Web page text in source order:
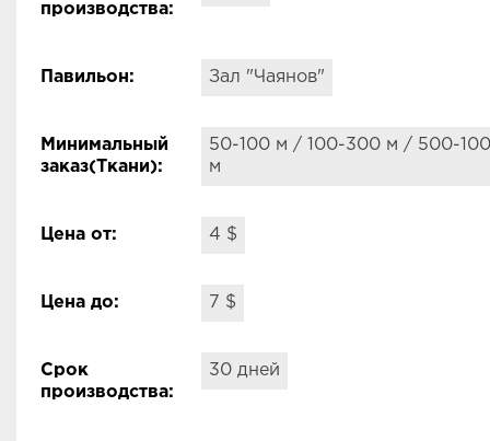
производства:
Павильон: Зал "Чаянов"
Минимальный
заказ(Ткани):
50-100 м / 100-300 м / 500-
м
Цена от: 4 $
Цена до: 7 $
Срок
производства:
30 дней